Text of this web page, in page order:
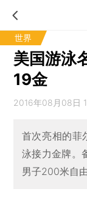
世界
美国游泳
19金
2016年08月08日
首次亮相的菲
泳接力金牌。
男子200米自